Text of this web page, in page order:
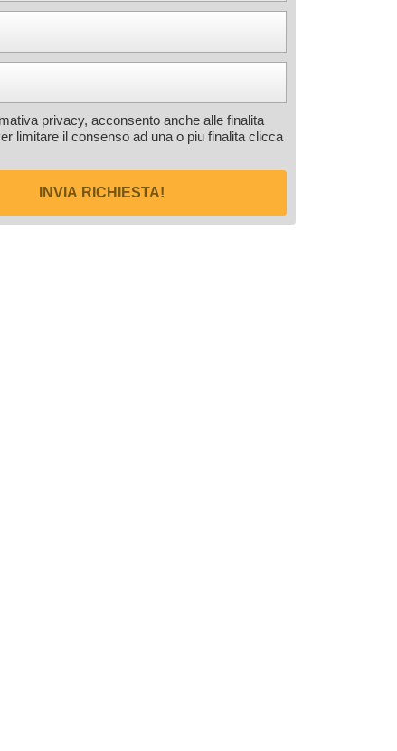
privacy, acconsento anche alle finalita
limitare il consenso ad una o piu finalita clicca
INVIA RICHIESTA!